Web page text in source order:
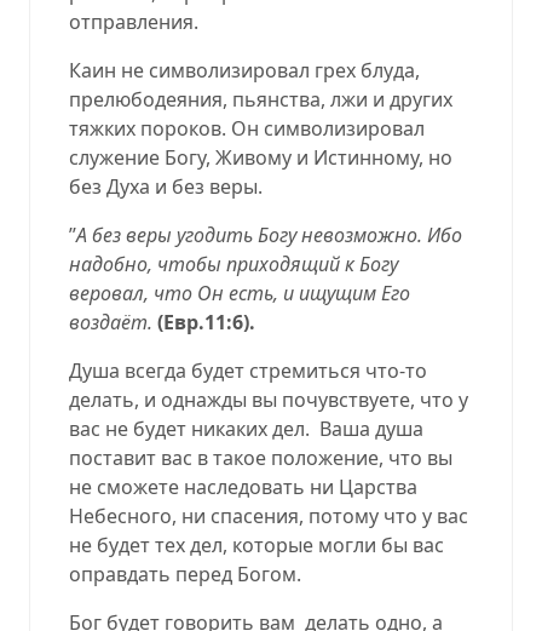
отправления.
Каин не символизировал грех блуда,
прелюбодеяния, пьянства, лжи и других
тяжких пороков. Он символизировал
служение Богу, Живому и Истинному, но
без Духа и без веры.
’’А без веры угодить Богу невозможно. Ибо
надобно, чтобы приходящий к Богу
веровал, что Он есть, и ищущим Его
воздаёт. (Евр.11:6).
Душа всегда будет стремиться что-то
делать, и однажды вы почувствуете, что у
вас не будет никаких дел. Ваша душа
поставит вас в такое положение, что вы
не сможете наследовать ни Царства
Небесного, ни спасения, потому что у вас
не будет тех дел, которые могли бы вас
оправдать перед Богом.
Бог будет говорить вам делать одно, а